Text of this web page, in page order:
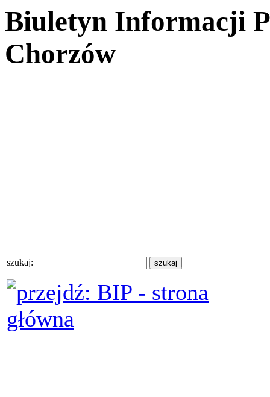
Biuletyn Informacji
Chorzów
szukaj: